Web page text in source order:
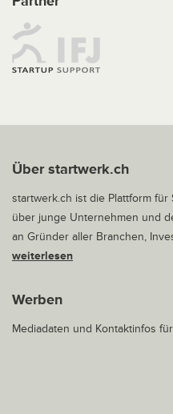
Über startwerk.ch
startwerk.ch ist die Plattform
über junge Unternehmen und
an Gründer aller Branchen,
weiterlesen
Werben
Mediadaten und Kontaktinfos für